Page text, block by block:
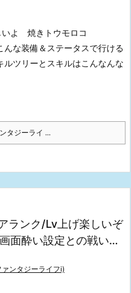
よ 焼きトウモロコ
んな装備＆ステータスで行ける
ルツリーとスキルはこんなんな
タジーライ ...
ランク/Lv上げ楽しいぞ
面酔い設定との戦い…
ンタジーライフi)